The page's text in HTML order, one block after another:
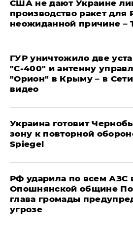
США не дают Украине
производство ракет для
неожиданной причине –
ГУР уничтожило две
"С‑400" и антенну
"Орион" в Крыму – в
видео
Украина готовит
зону к повторной
Spiegel
РФ ударила по всем АЗС
Опошнянской общине
глава громады
угрозе